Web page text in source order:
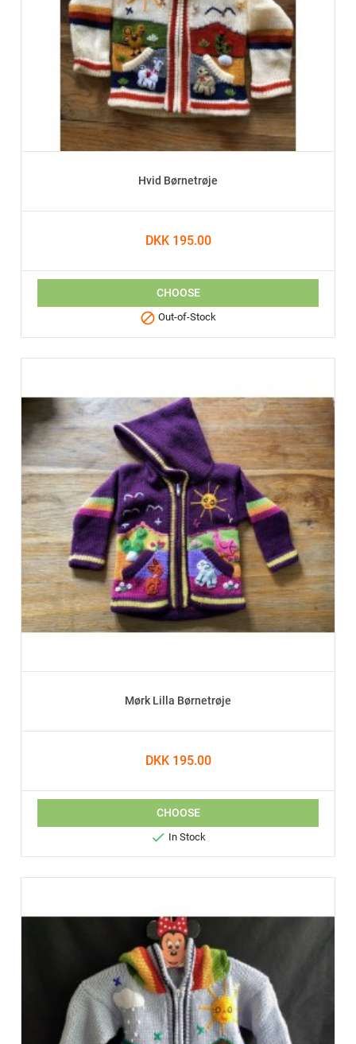
Hvid Børnetrøje
DKK 195.00
CHOOSE
 Out-of-Stock
Mørk Lilla Børnetrøje
DKK 195.00
CHOOSE
 In Stock